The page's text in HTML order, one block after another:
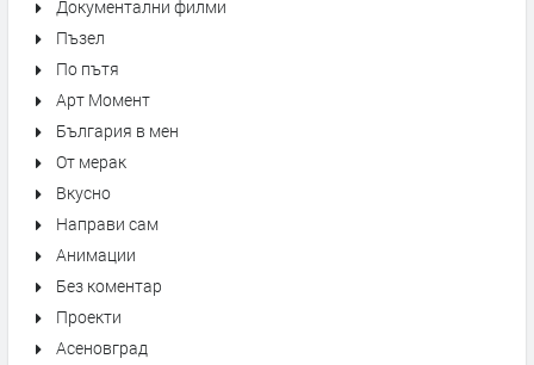
Документални филми
Пъзел
По пътя
Арт Момент
България в мен
От мерак
Вкусно
Направи сам
Анимации
Без коментар
Проекти
Асеновград